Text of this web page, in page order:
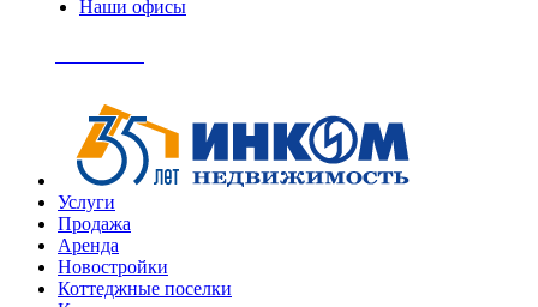
Наши офисы
Услуги
Продажа
Аренда
Новостройки
Коттеджные поселки